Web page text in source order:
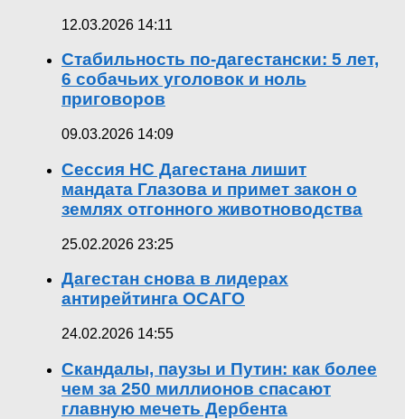
12.03.2026 14:11
Стабильность по-дагестански: 5 лет,
6 собачьих уголовок и ноль
приговоров
09.03.2026 14:09
Сессия НС Дагестана лишит
мандата Глазова и примет закон о
землях отгонного животноводства
25.02.2026 23:25
Дагестан снова в лидерах
антирейтинга ОСАГО
24.02.2026 14:55
Скандалы, паузы и Путин: как более
чем за 250 миллионов спасают
главную мечеть Дербента